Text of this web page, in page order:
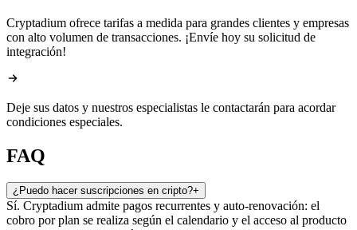
Cryptadium ofrece tarifas a medida para grandes clientes y empresas
con alto volumen de transacciones. ¡Envíe hoy su solicitud de
integración!
Deje sus datos y nuestros especialistas le contactarán para acordar
condiciones especiales.
FAQ
¿Puedo hacer suscripciones en cripto?+
Sí. Cryptadium admite pagos recurrentes y auto-renovación: el
cobro por plan se realiza según el calendario y el acceso al producto